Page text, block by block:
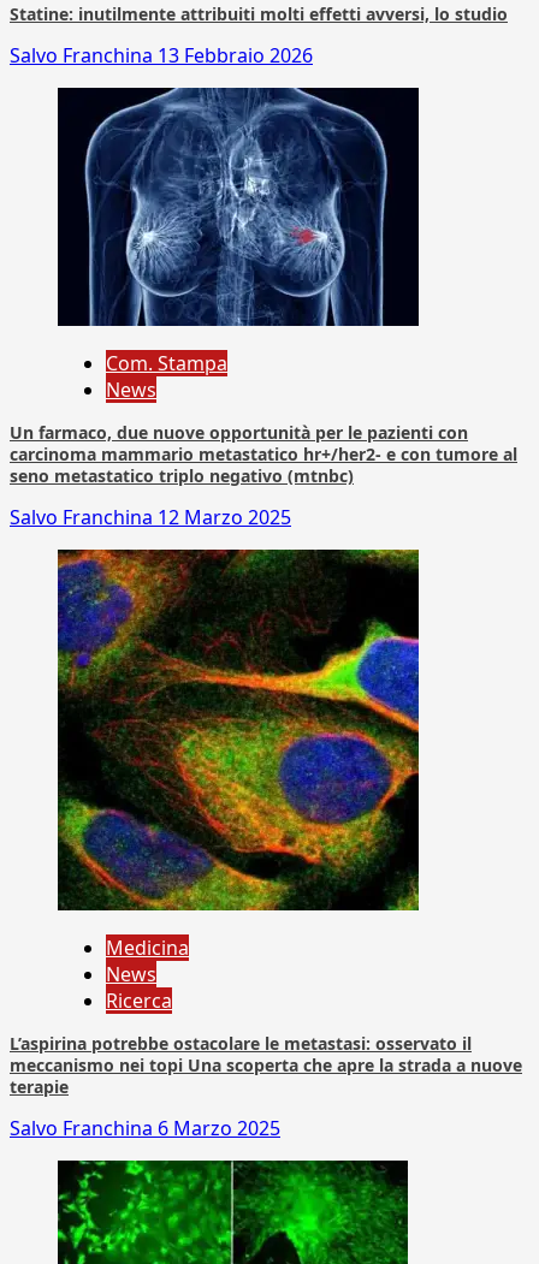
Statine: inutilmente attribuiti molti effetti avversi, lo studio
Salvo Franchina 13 Febbraio 2026
Com. Stampa
News
Un farmaco, due nuove opportunità per le pazienti con
carcinoma mammario metastatico hr+/her2- e con tumore al
seno metastatico triplo negativo (mtnbc)
Salvo Franchina 12 Marzo 2025
Medicina
News
Ricerca
L’aspirina potrebbe ostacolare le metastasi: osservato il
meccanismo nei topi Una scoperta che apre la strada a nuove
terapie
Salvo Franchina 6 Marzo 2025